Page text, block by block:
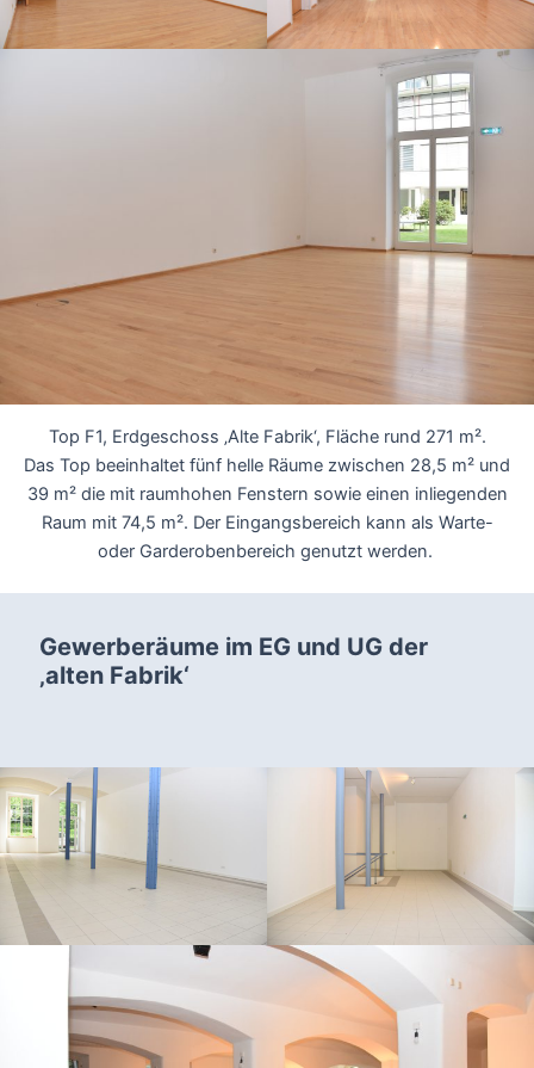
Top F1, Erdgeschoss ‚Alte Fabrik‘, Fläche rund 271 m².
Das Top beeinhaltet fünf helle Räume zwischen 28,5 m² und
39 m² die mit raumhohen Fenstern sowie einen inliegenden
Raum mit 74,5 m². Der Eingangsbereich kann als Warte-
oder Garderobenbereich genutzt werden.
Gewerberäume im EG und UG der
‚alten Fabrik‘